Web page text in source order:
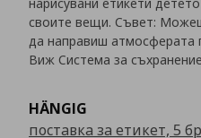
своите вещи. Съвет:
да направиш атмосферата
Виж Система за
HÄNGIG
поставка за етикет, 5